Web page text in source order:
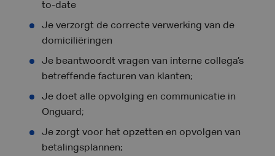
to-date
Je verzorgt de correcte verwerking van de
domiciliëringen
Je beantwoordt vragen van interne collega’s
betreffende facturen van klanten;
Je doet alle opvolging en communicatie in
Onguard;
Je zorgt voor het opzetten en opvolgen van
betalingsplannen;